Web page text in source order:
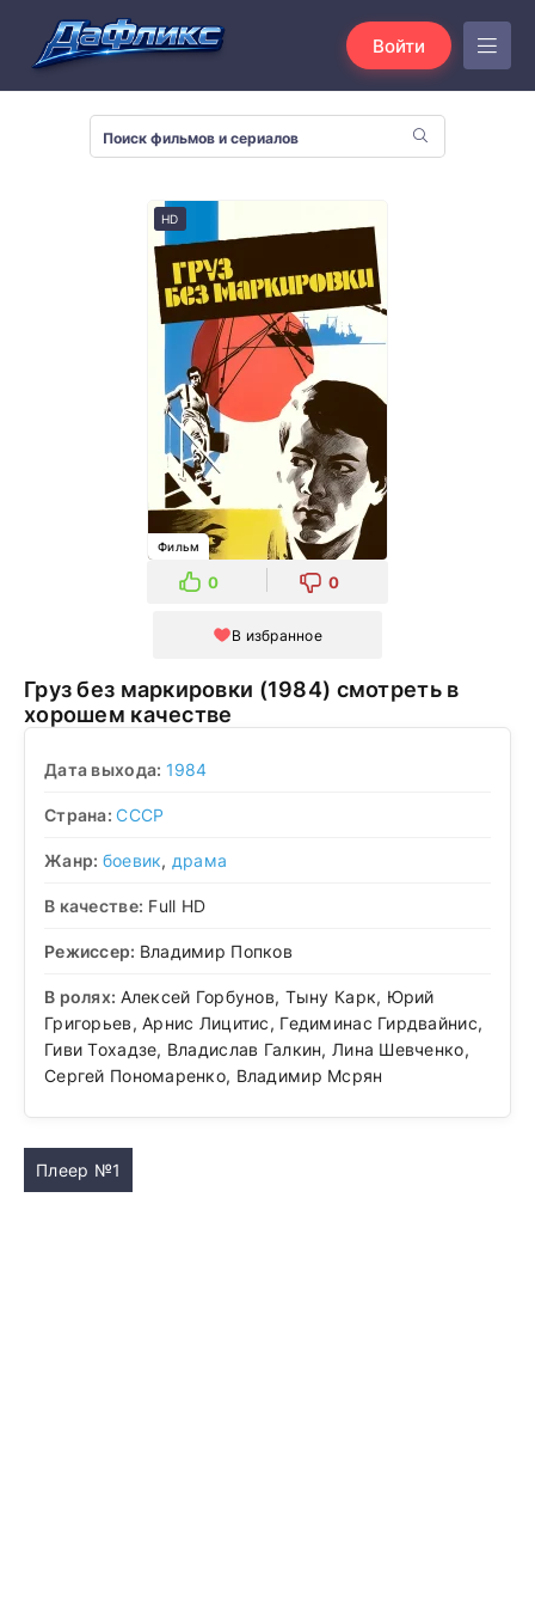
Войти
HD
Фильм
0 0
В избранное
Груз без маркировки (1984) смотреть в
хорошем качестве
Дата выхода: 1984
Страна:СССР
Жанр: боевик, драма
В качестве: Full HD
Режиссер: Владимир Попков
В ролях: Алексей Горбунов, Тыну Карк, Юрий
Григорьев, Арнис Лицитис, Гедиминас Гирдвайнис,
Гиви Тохадзе, Владислав Галкин, Лина Шевченко,
Сергей Пономаренко, Владимир Мсрян
Плеер №1